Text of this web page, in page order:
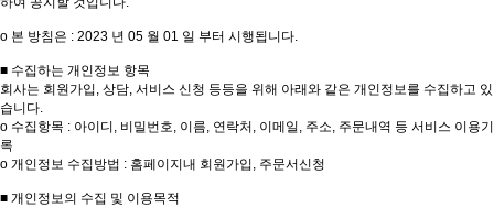
ο 본 방침은 : 2023 년 05 월 01 일 부터 시행됩니다.
■ 수집하는 개인정보 항목
회사는 회원가입, 상담, 서비스 신청 등등을 위해 아래와 같은 개인정보를 수집하고 있
습니다.
ο 수집항목 : 아이디, 비밀번호, 이름, 연락처, 이메일, 주소, 주문내역 등 서비스 이용기
록
ο 개인정보 수집방법 : 홈페이지내 회원가입, 주문서신청
■ 개인정보의 수집 및 이용목적